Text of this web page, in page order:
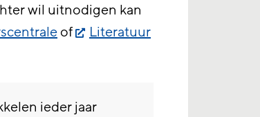
wil uitnodigen kan
of
Literatuur
ieder jaar